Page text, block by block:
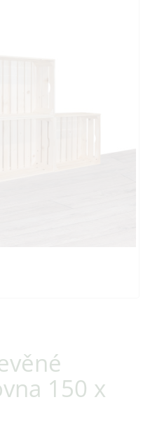
150 x